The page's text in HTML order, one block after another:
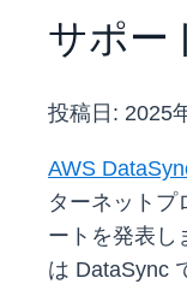
サポー
投稿日: 2025
AWS
ターネットプ
ートを発表し
は DataSync